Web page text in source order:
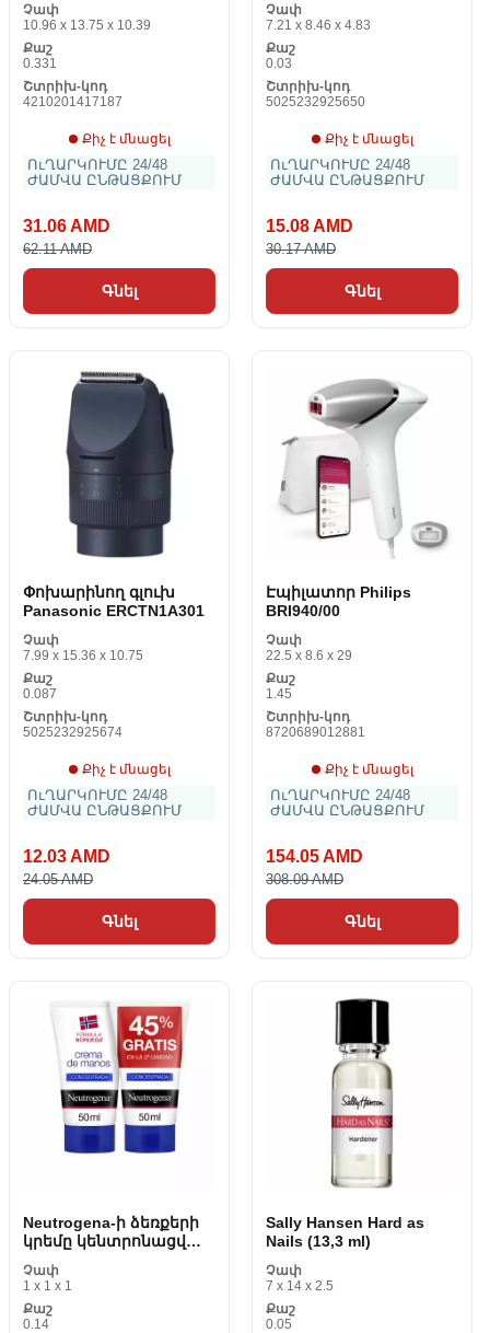
Չափ
10.96 x 13.75 x 10.39
Քաշ
0.331
Շտրիխ-կոդ
4210201417187
Քիչ է մնացել
ՈւՂԱՐԿՈՒՄԸ 24/48
ԺԱՄՎԱ ԸՆԹԱՑՔՈՒՄ
31.06 AMD
62.11 AMD
Գնել
Չափ
7.21 x 8.46 x 4.83
Քաշ
0.03
Շտրիխ-կոդ
5025232925650
Քիչ է մնացել
ՈւՂԱՐԿՈՒՄԸ 24/48
ԺԱՄՎԱ ԸՆԹԱՑՔՈՒՄ
15.08 AMD
30.17 AMD
Գնել
Փոխարինող գլուխ
Panasonic ERCTN1A301
Չափ
7.99 x 15.36 x 10.75
Քաշ
0.087
Շտրիխ-կոդ
5025232925674
Քիչ է մնացել
ՈւՂԱՐԿՈՒՄԸ 24/48
ԺԱՄՎԱ ԸՆԹԱՑՔՈՒՄ
12.03 AMD
24.05 AMD
Գնել
Էպիլատոր Philips
BRI940/00
Չափ
22.5 x 8.6 x 29
Քաշ
1.45
Շտրիխ-կոդ
8720689012881
Քիչ է մնացել
ՈւՂԱՐԿՈՒՄԸ 24/48
ԺԱՄՎԱ ԸՆԹԱՑՔՈՒՄ
154.05 AMD
308.09 AMD
Գնել
Neutrogena-ի ձեռքերի
կրեմը կենտրոնացված
Չափ
1 x 1 x 1
Քաշ
0.14
Sally Hansen Hard as
Nails (13,3 ml)
Չափ
7 x 14 x 2.5
Քաշ
0.05